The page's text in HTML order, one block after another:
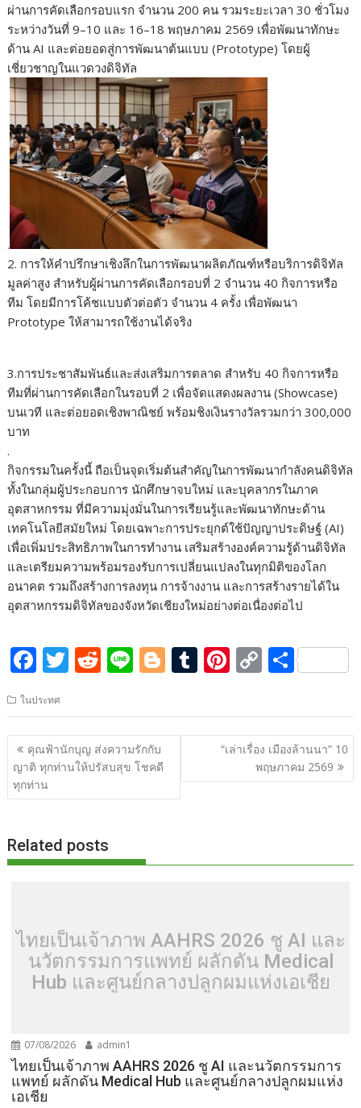
ผ่านการคัดเลือกรอบแรก จำนวน 200 คน รวมระยะเวลา 30 ชั่วโมง
ระหว่างวันที่ 9–10 และ 16–18 พฤษภาคม 2569 เพื่อพัฒนาทักษะ
ด้าน AI และต่อยอดสู่การพัฒนาต้นแบบ (Prototype) โดยผู้
เชี่ยวชาญในแวดวงดิจิทัล
.
2. การให้คำปรึกษาเชิงลึกในการพัฒนาผลิตภัณฑ์หรือบริการดิจิทัล
มูลค่าสูง สำหรับผู้ผ่านการคัดเลือกรอบที่ 2 จำนวน 40 กิจการหรือ
ทีม โดยมีการโค้ชแบบตัวต่อตัว จำนวน 4 ครั้ง เพื่อพัฒนา
Prototype ให้สามารถใช้งานได้จริง
3.การประชาสัมพันธ์และส่งเสริมการตลาด สำหรับ 40 กิจการหรือ
ทีมที่ผ่านการคัดเลือกในรอบที่ 2 เพื่อจัดแสดงผลงาน (Showcase)
บนเวที และต่อยอดเชิงพาณิชย์ พร้อมชิงเงินรางวัลรวมกว่า 300,000
บาท
.
กิจกรรมในครั้งนี้ ถือเป็นจุดเริ่มต้นสำคัญในการพัฒนากำลังคนดิจิทัล
ทั้งในกลุ่มผู้ประกอบการ นักศึกษาจบใหม่ และบุคลากรในภาค
อุตสาหกรรม ที่มีความมุ่งมั่นในการเรียนรู้และพัฒนาทักษะด้าน
เทคโนโลยีสมัยใหม่ โดยเฉพาะการประยุกต์ใช้ปัญญาประดิษฐ์ (AI)
เพื่อเพิ่มประสิทธิภาพในการทำงาน เสริมสร้างองค์ความรู้ด้านดิจิทัล
และเตรียมความพร้อมรองรับการเปลี่ยนแปลงในทุกมิติของโลก
อนาคต รวมถึงสร้างการลงทุน การจ้างงาน และการสร้างรายได้ใน
อุตสาหกรรมดิจิทัลของจังหวัดเชียงใหม่อย่างต่อเนื่องต่อไป
F
e
b
o
o
T
itt
er
R
d
di
t
Li
e
Bl
g
g
T
m
bl
Pi
er
e
st
C
p
y
Li
n
S
ar
e
ในประทศ
แนะแนว
เรื่อง
คุณฟ้านักบุญ ส่งความรักกับ
ญาติ ทุกท่านให้ปรัสบสุข โชคดี
ทุกท่าน
“เล่าเรื่อง เมืองล้านนา” 10
พฤษภาคม 2569
Related posts
ไทยเป็นเจ้าภาพ AAHRS 2026 ชู AI และ
นวัตกรรมการแพทย์ ผลักดัน Medical
Hub และศูนย์กลางปลูกผมแห่งเอเชีย
07/08/2026 admin1
ไทยเป็นเจ้าภาพ AAHRS 2026 ชู AI และนวัตกรรมการ
แพทย์ ผลักดัน Medical Hub และศูนย์กลางปลูกผมแห่ง
เอเชีย